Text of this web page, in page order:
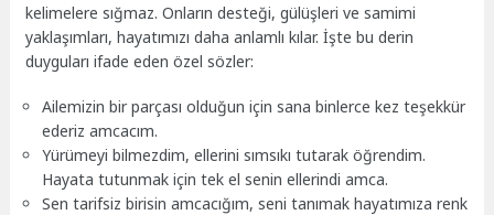
kelimelere sığmaz. Onların desteği, gülüşleri ve samimi
yaklaşımları, hayatımızı daha anlamlı kılar. İşte bu derin
duyguları ifade eden özel sözler:
Ailemizin bir parçası olduğun için sana binlerce kez teşekkür
ederiz amcacım.
Yürümeyi bilmezdim, ellerini sımsıkı tutarak öğrendim.
Hayata tutunmak için tek el senin ellerindi amca.
Sen tarifsiz birisin amcacığım, seni tanımak hayatımıza renk